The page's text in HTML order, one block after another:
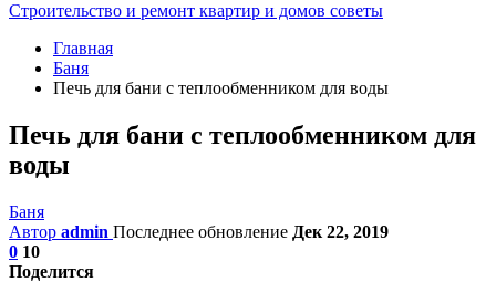
Строительство и ремонт квартир и домов советы
Главная
Баня
Печь для бани с теплообменником для воды
Печь для бани с теплообменником для
воды
Баня
Автор admin Последнее обновление Дек 22, 2019
0 10
Поделится